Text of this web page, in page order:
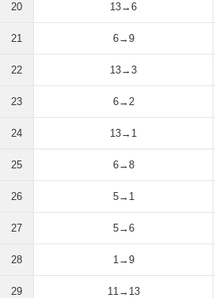
20 13→6
21 6→9
22 13→3
23 6→2
24 13→1
25 6→8
26 5→1
27 5→6
28 1→9
29 11→13